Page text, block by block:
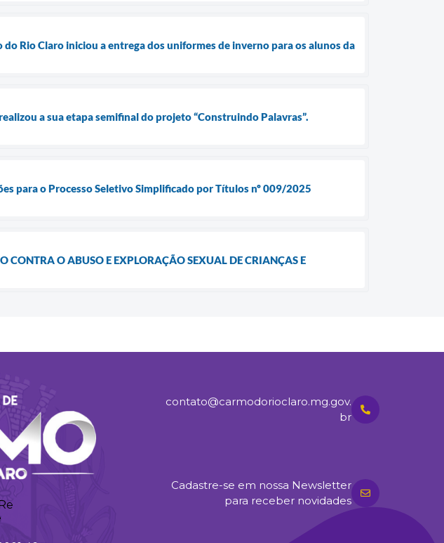
Rio Claro iniciou a entrega dos uniformes de inverno para os alunos da
a sua etapa semifinal do projeto “Construindo Palavras”.
para o Processo Seletivo Simplificado por Títulos nº 009/2025
CONTRA O ABUSO E EXPLORAÇÃO SEXUAL DE CRIANÇAS E
contato@carmodorioclaro.mg.gov.
br
Cadastre-se em nossa Newsletter
para receber novidades